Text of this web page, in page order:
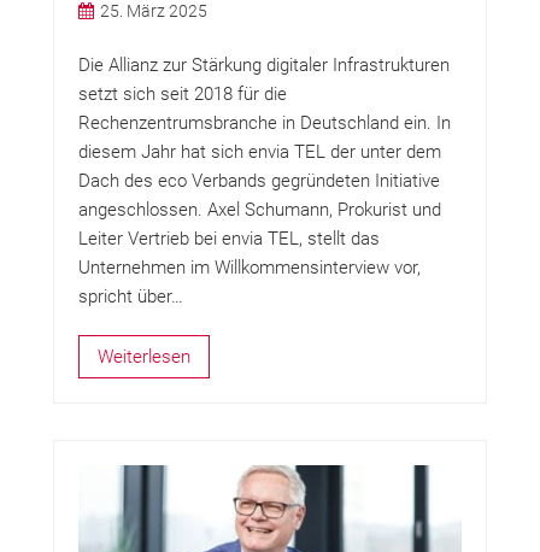
25. März 2025
Die Allianz zur Stärkung digitaler Infrastrukturen
setzt sich seit 2018 für die
Rechenzentrumsbranche in Deutschland ein. In
diesem Jahr hat sich envia TEL der unter dem
Dach des eco Verbands gegründeten Initiative
angeschlossen. Axel Schumann, Prokurist und
Leiter Vertrieb bei envia TEL, stellt das
Unternehmen im Willkommensinterview vor,
spricht über…
Weiterlesen